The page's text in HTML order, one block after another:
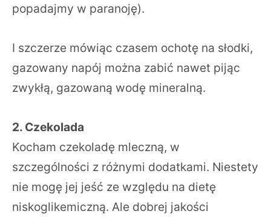
popadajmy w paranoję).
I szczerze mówiąc czasem ochotę na słodki,
gazowany napój można zabić nawet pijąc
zwykłą, gazowaną wodę mineralną.
2. Czekolada
Kocham czekoladę mleczną, w
szczególności z różnymi dodatkami. Niestety
nie mogę jej jeść ze względu na dietę
niskoglikemiczną. Ale dobrej jakości